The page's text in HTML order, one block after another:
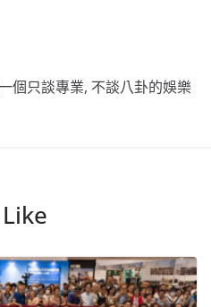
個只談專業, 不談八卦的娛樂